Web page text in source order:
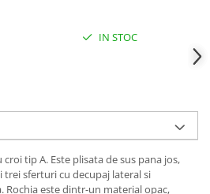
IN STOC
tip A. Este plisata de sus pana jos,
sferturi cu decupaj lateral si
Rochia este dintr-un material opac,